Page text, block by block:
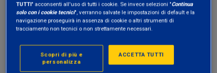
Lostudio– intitolatoDrivers of declining CO2
emissions in 18 developed economies– è stato
condotto dai ricercatori del Tyndall Centre for
Climate Change Research dell’università
TUTTI" acconsenti all'uso di tutti i cookie. Se invece selezioni "Continua
solo con i cookie tecnici", verranno salvate le impostazioni di default e la
navigazione proseguirà in assenza di cookie o altri strumenti di
tracciamento non tecnici o non strettamente necessari.
ACCETTA TUTTI
Scopri di più e
personalizza